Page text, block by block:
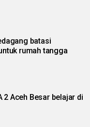
batasi
rumah tangga
2 Aceh Besar belajar di